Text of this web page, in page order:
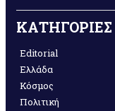
ΚΑΤΗΓΟΡΙΕΣ
Editorial
Ελλάδα
Κόσμος
Πολιτική